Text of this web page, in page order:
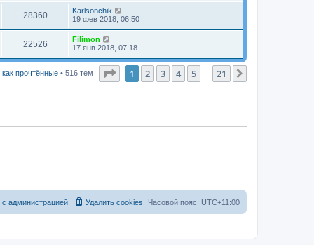
28360
Karlsonchik
19 фев 2018, 06:50
22526
Filimon
17 янв 2018, 07:18
прочтённые • 516 тем Страница1 из 21
1 2 3 4 5 21
Часовой пояс: UTC+11:00
Удалить cookies
с администрацией